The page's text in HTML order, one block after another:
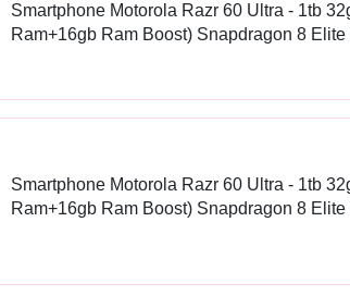
Smartphone Motorola Razr 60 Ultra - 1tb
Ram+16gb Ram Boost) Snapdragon 8 Elite
Smartphone Motorola Razr 60 Ultra - 1tb
Ram+16gb Ram Boost) Snapdragon 8 Elite